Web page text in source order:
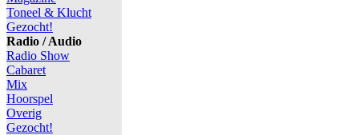
Toneel & Klucht
Gezocht!
Radio / Audio
Radio Show
Cabaret
Mix
Hoorspel
Overig
Gezocht!